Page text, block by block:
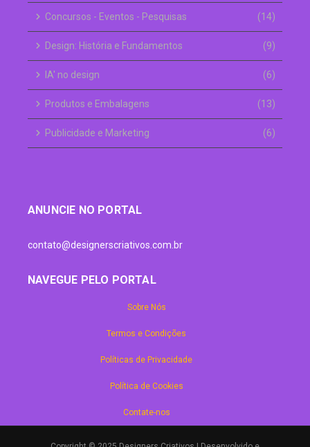
Concursos - Eventos - Pesquisas (14)
Design: História e Fundamentos (9)
IA' no design (6)
Produtos e Embalagens (13)
Publicidade e Marketing (6)
ANUNCIE NO PORTAL
contato@designerscriativos.com.br
NAVEGUE PELO PORTAL
Sobre Nós
Termos e Condições
Políticas de Privacidade
Política de Cookies
Contate-nos